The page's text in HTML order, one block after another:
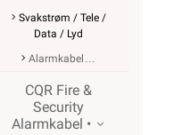
Svakstrøm / Tele /
Data / Lyd
Alarmkabel
CQR Fire &
Security
Alarmkabel •